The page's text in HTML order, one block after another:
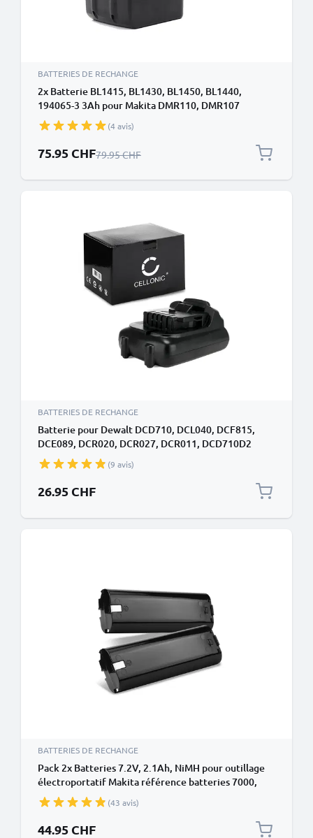
BATTERIES DE RECHANGE
2x Batterie BL1415, BL1430, BL1450, BL1440,
194065-3 3Ah pour Makita DMR110, DMR107
,DMR108, BDF343, BMR102 ,DMR102, DMR105 -
(4 avis)
Prix spécial
75.95 CHFPrix normal
79.95 CHF
BATTERIES DE RECHANGE
Batterie pour Dewalt DCD710, DCL040, DCF815,
DCE089, DCR020, DCR027, DCR011, DCD710D2
(Dewalt DCB123, DCB127, DCB100) 10.8V Li Ion 2Ah
de CELLONIC
(9 avis)
26.95 CHF
BATTERIES DE RECHANGE
Pack 2x Batteries 7.2V, 2.1Ah, NiMH pour outillage
électroportatif Makita référence batteries 7000,
191679-9, 192532-2, 632002-4, 7001, 7002
(43 avis)
44.95 CHF